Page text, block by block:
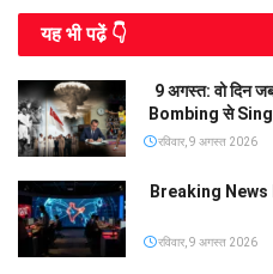
यह भी पढे़ं 👇
9 अगस्त: वो दिन
Bombing से
रविवार, 9 अगस्त 2026
Breaking News
रविवार, 9 अगस्त 2026